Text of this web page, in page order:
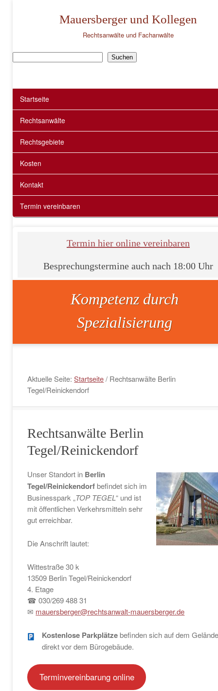
Mauersberger und Kollegen
Rechtsanwälte und Fachanwälte
Suchen
Startseite
Rechtsanwälte
Rechtsgebiete
Kosten
Kontakt
Termin vereinbaren
Termin hier online vereinbaren
Besprechungstermine auch nach 18:00 Uhr
Kompetenz durch
Spezialisierung
Aktuelle Seite:Startseite / Rechtsanwälte Berlin
Tegel/Reinickendorf
Rechtsanwälte Berlin
Tegel/Reinickendorf
Unser Standort in Berlin
Tegel/Reinickendorfbefindet sich im
Businesspark „TOP TEGEL“ und ist
mit öffentlichen Verkehrsmitteln sehr
gut erreichbar.
Die Anschrift lautet:
Wittestraße 30 k
13509 Berlin Tegel/Reinickendorf
4. Etage
☎ 030/269 488 31
✉ mauersberger@rechtsanwalt-mauersberger.de
Kostenlose Parkplätzebefinden sich auf dem
direkt vor dem Bürogebäude.
Terminvereinbarung online